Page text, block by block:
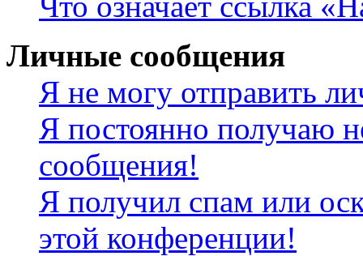
Личные сообщения
Я не могу отправить
Я постоянно получаю
сообщения!
Я получил спам или
этой конференции!